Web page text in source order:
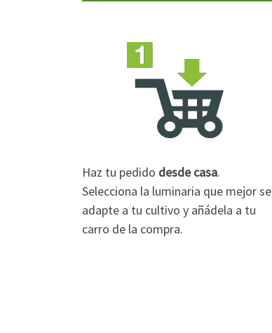
Haz tu pedido desde casa.
Selecciona la luminaria que mejor se
adapte a tu cultivo y añádela a tu
carro de la compra.